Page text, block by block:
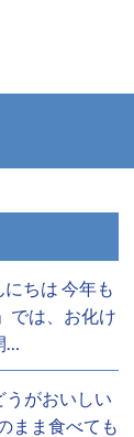
ちは 今年も
では、お化け
…
うがおいしい
まま食べても